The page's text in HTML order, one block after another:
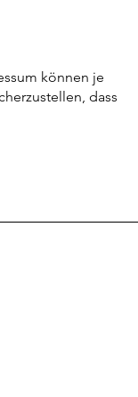
können je
dass